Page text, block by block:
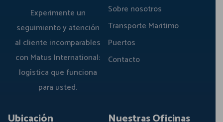
Experimente un
seguimiento y atención
al cliente incomparables
con Matus International:
logística que funciona
para usted.
Sobre nosotros
Transporte Maritimo
Puertos
Contacto